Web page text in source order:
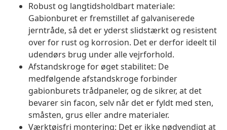
Robust og langtidsholdbart materiale:
Gabionburet er fremstillet af galvaniserede
jerntråde, så det er yderst slidstærkt og resistent
over for rust og korrosion. Det er derfor ideelt til
udendørs brug under alle vejrforhold.
Afstandskroge for øget stabilitet: De
medfølgende afstandskroge forbinder
gabionburets trådpaneler, og de sikrer, at det
bevarer sin facon, selv når det er fyldt med sten,
småsten, grus eller andre materialer.
Værktøjsfri montering: Det er ikke nødvendigt at